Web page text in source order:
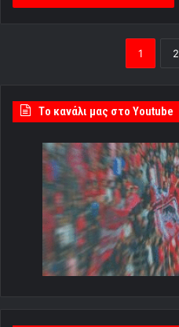
1 2
Tο κανάλι μας στο Youtube